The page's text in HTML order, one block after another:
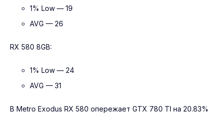
1% Low — 19
AVG — 26
RX 580 8GB:
1% Low — 24
AVG — 31
В Metro Exodus RX 580 опережает GTX 780 TI на 20.83%